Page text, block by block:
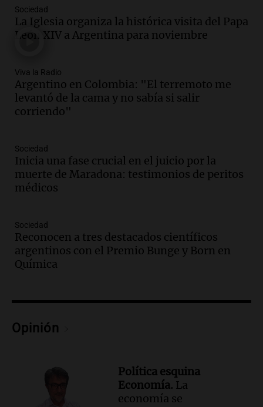
reunión de gobernadores sobre ley de
zonas cálidas y frías
Panorama Federal
aún no define su participación mientras
se negocian zonas frías y cálidas
Panorama Federal
Episodios
empleos en Córdoba en un nuevo centro
en Juárez Celman
Viva la Radio
Episodios
para 2027
Panorama Federal
Episodios
choque mortal
Episodios
proyectos provinciales
Panorama Federal
Sociedad
La Iglesia organiza la histórica visita del Papa
León XIV a Argentina para noviembre
Viva la Radio
Argentino en Colombia: "El terremoto me
levantó de la cama y no sabía si salir
corriendo"
Sociedad
Inicia una fase crucial en el juicio por la
muerte de Maradona: testimonios de peritos
médicos
Sociedad
Reconocen a tres destacados científicos
argentinos con el Premio Bunge y Born en
Química
Opinión
Política esquina
Economía. La
economía se